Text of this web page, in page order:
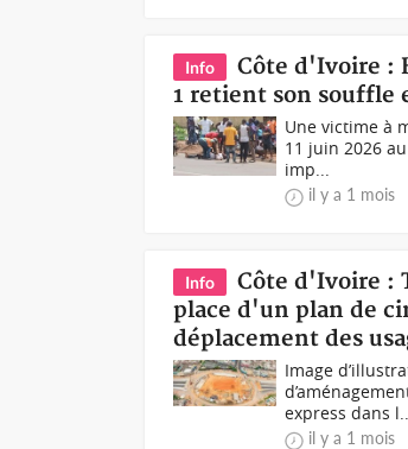
Info
Côte d'Ivoire :
1 retient son souffle
Une victime à
11 juin 2026
imp...
il y a 1 mois
Info
Côte d'Ivoire :
place d'un plan de
déplacement des
Image
express dans
il y a 1 mois